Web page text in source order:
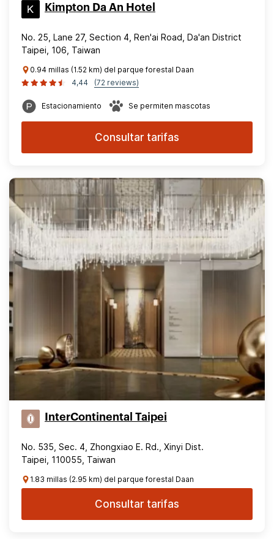
Kimpton Da An Hotel
No. 25, Lane 27, Section 4, Ren'ai Road, Da'an District
Taipei, 106, Taiwan
0.94 millas (1.52 km) del parque forestal Daan
4,44
(72 reviews)
Estacionamiento Se permiten mascotas
Consultar tarifas
InterContinental Taipei
No. 535, Sec. 4, Zhongxiao E. Rd., Xinyi Dist.
Taipei, 110055, Taiwan
1.83 millas (2.95 km) del parque forestal Daan
Consultar tarifas